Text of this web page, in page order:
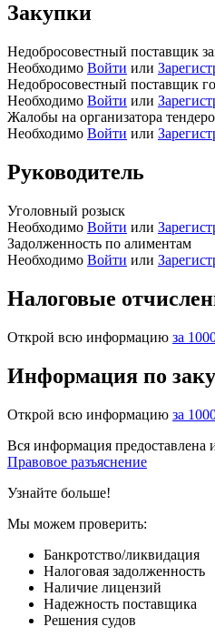
Закупки
Недобросовестный поставщик
Необходимо Войти или
Недобросовестный поставщик
Необходимо Войти или
Жалобы на организатора
Необходимо Войти или
Руководитель
Уголовный розыск
Необходимо Войти или
Задолженность по алиментам
Необходимо Войти или
Налоговые
Открой всю информацию за
Информация по
Открой всю информацию за
Вся информация предоставлена
Правовое разъяснение
Узнайте больше!
Мы можем проверить:
Банкротство/ликвидация
Налоговая задолженность
Наличие лицензий
Надежность поставщика
Решения судов